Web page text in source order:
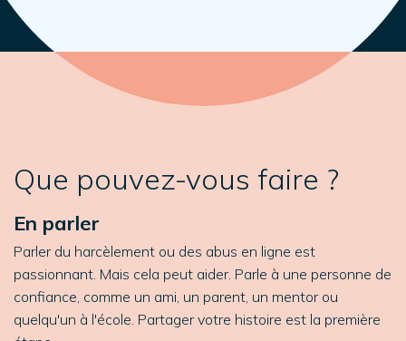
Que pouvez-vous faire ?
En parler
Parler du harcèlement ou des abus en ligne est
passionnant. Mais cela peut aider. Parle à une personne de
confiance, comme un ami, un parent, un mentor ou
quelqu'un à l'école. Partager votre histoire est la première